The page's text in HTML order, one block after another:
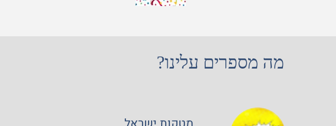
מה מספרים עלינו?